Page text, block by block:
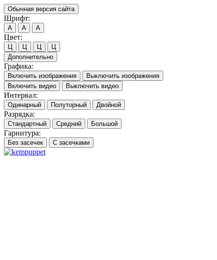
Обычная версия сайта
Шрифт:
A A A
Цвет:
Ц Ц Ц
Ц
Дополнительно
Графика:
Включить изображения
Выключить изображения
Включить видео
Выключить видео
Интервал:
Одинарный Полуторный Двойной
Разрядка:
Стандартный Средний Большой
Гарнитура:
Без засечек С засечками